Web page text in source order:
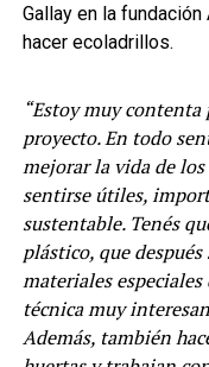
Gallay en la
hacer ecoladrillos.
“Estoy muy contenta
proyecto. En todo
mejorar la vida de
sentirse útiles,
sustentable. Tenés
plástico, que
materiales
técnica muy
Además, también